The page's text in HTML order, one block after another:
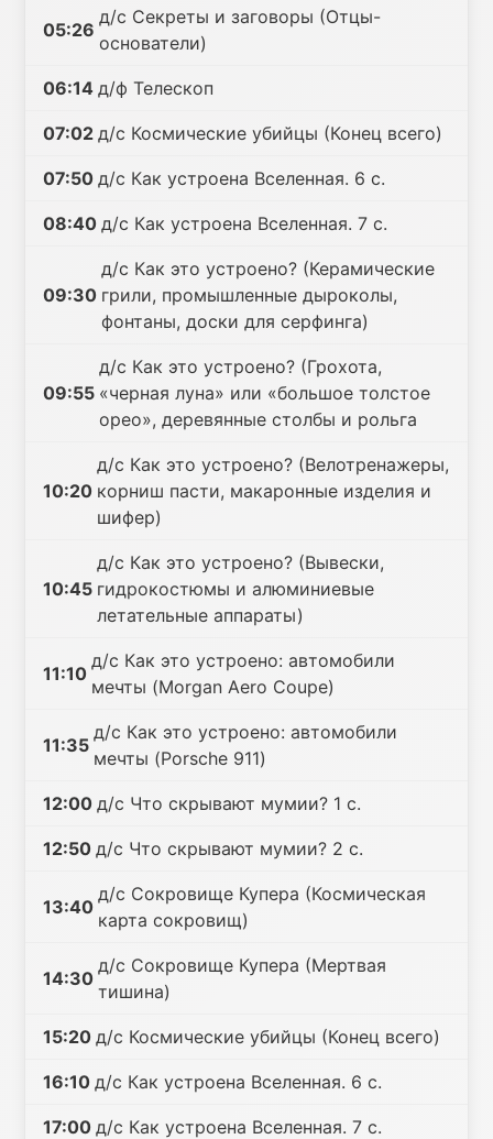
05:26
д/с Секреты и заговоры (Отцы-
основатели)
06:14 д/ф Телескоп
07:02 д/с Космические убийцы (Конец всего)
07:50 д/с Как устроена Вселенная. 6 с.
08:40 д/с Как устроена Вселенная. 7 с.
09:30
д/с Как это устроено? (Керамические
грили, промышленные дыроколы,
фонтаны, доски для серфинга)
09:55
д/с Как это устроено? (Грохота,
«черная луна» или «большое толстое
орео», деревянные столбы и рольга
10:20
д/с Как это устроено? (Велотренажеры,
корниш пасти, макаронные изделия и
шифер)
10:45
д/с Как это устроено? (Вывески,
гидрокостюмы и алюминиевые
летательные аппараты)
11:10
д/с Как это устроено: автомобили
мечты (Morgan Aero Coupe)
11:35
д/с Как это устроено: автомобили
мечты (Porsche 911)
12:00 д/с Что скрывают мумии? 1 с.
12:50 д/с Что скрывают мумии? 2 с.
13:40
д/с Сокровище Купера (Космическая
карта сокровищ)
14:30
д/с Сокровище Купера (Мертвая
тишина)
15:20 д/с Космические убийцы (Конец всего)
16:10 д/с Как устроена Вселенная. 6 с.
17:00 д/с Как устроена Вселенная. 7 с.